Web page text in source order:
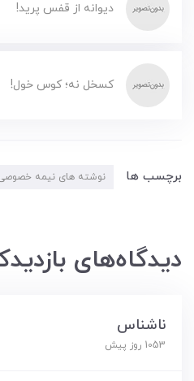
دیوانه از قفس پرید!
کسخل نه؛ کوس خول!
برچسب ها نوشته های نیمه
دیدگاه‌های
ناشناس
1053 روز پیش